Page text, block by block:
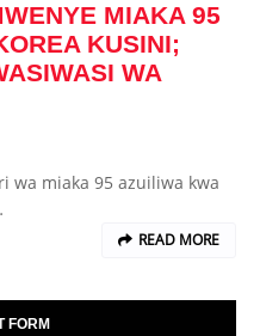
MIAKA 95
KUSINI;
WA
wa miaka 95 azuiliwa kwa
READ MORE
FORM